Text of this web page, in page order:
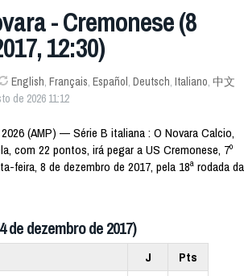
- Cremonese (8
12:30)
English, Français, Español, Deutsch, Italiano, 中文
de 2026 11:12
(AMP) — Série B italiana : O Novara Calcio,
com 22 pontos, irá pegar a US Cremonese, 7º
feira, 8 de dezembro de 2017, pela 18ª rodada da
de dezembro de 2017)
J
Pts